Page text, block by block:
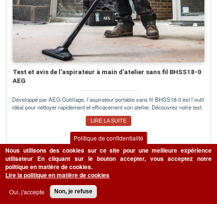
Test et avis de l’aspirateur à main d’atelier sans fil BHSS18-0
AEG
Développé par AEG Outillage, l’aspirateur portable sans fil BHSS18-0 est l’outil
idéal pour nettoyer rapidement et efficacement son atelier. Découvrez notre test.
LIRE LA SUITE
BÂTIMENT
Politique de confidentialité
Nous utilisons des cookies sur ce site pour une meilleure expérience
utilisateur En cliquant sur le bouton accepter, vous acceptez notre
politique en matière de cookies.
Lire la politique en matière de cookies
Oui, j'accepte Non, je refuse